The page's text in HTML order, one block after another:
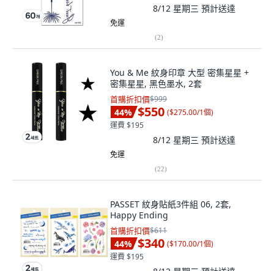
8/12 星期三 預計送達
免運
(2)
You & Me 紋身印章 大型 密集星星 +
密集星星, 黑色墨水, 2套
首購折扣價$999
44% $550 ($275.00/1個)
運費 $195
8/12 星期三 預計送達
免運
(22)
PASSET 紋身貼紙3件組 06, 2套,
Happy Ending
首購折扣價$611
44% $340 ($170.00/1個)
運費 $195